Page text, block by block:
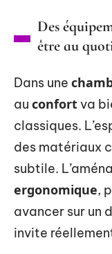
Des
être au
Dans une
au confortva
classiques.
des matériaux
subtile.
ergonomique,
avancer sur un
invite